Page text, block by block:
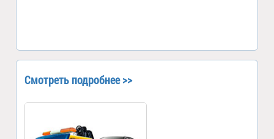
Смотреть подробнее >>